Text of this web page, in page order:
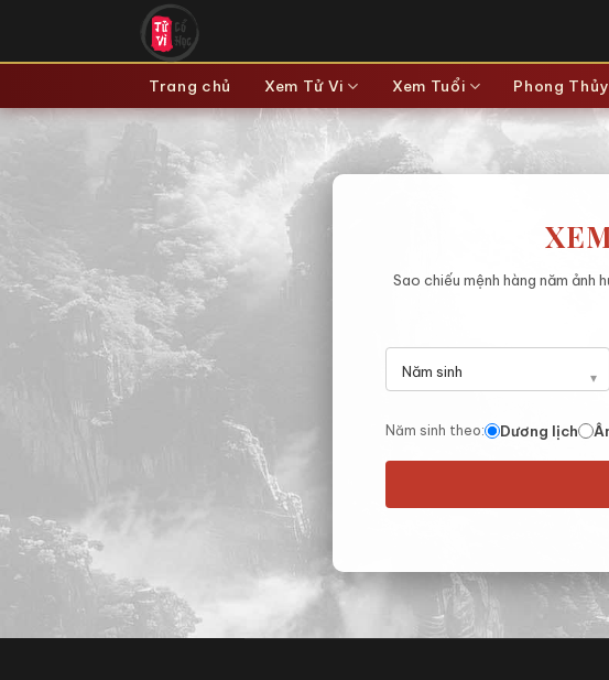
nội
Trang chủ Xem Tử Vi Xem Tuổi Phong Thủy
Sao chiếu mệnh hàng năm ảnh
Năm sinh theo: Dương lịch